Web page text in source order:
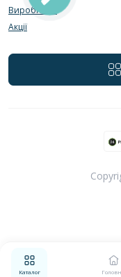
Каталог
Виробники
Акції